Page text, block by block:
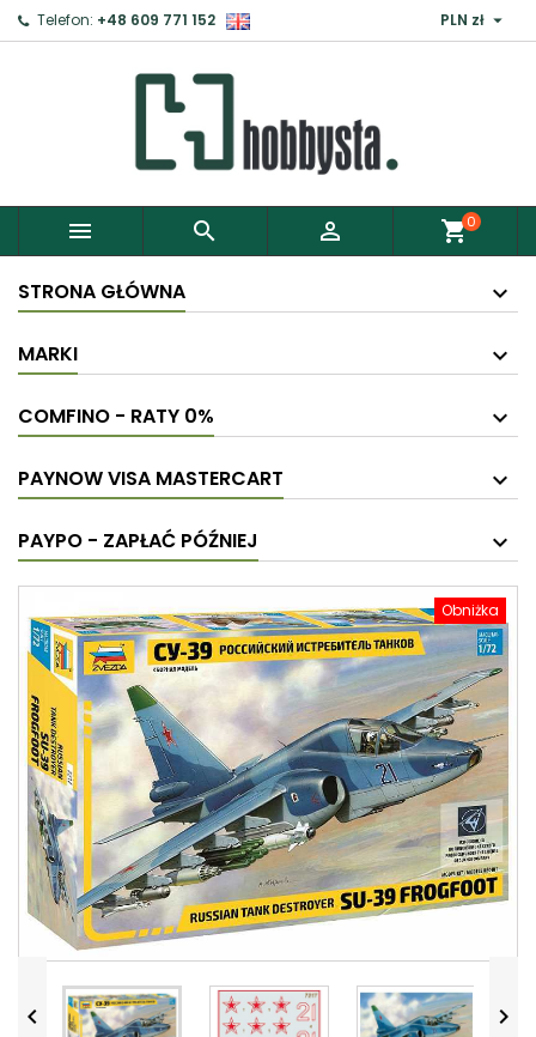
Telefon: +48 609 771 152 PLN zł 
   shopping_cart0
STRONA GŁÓWNA
MARKI
COMFINO - RATY 0%
PAYNOW VISA MASTERCART
PAYPO - ZAPŁAĆ PÓŹNIEJ
Obniżka
 